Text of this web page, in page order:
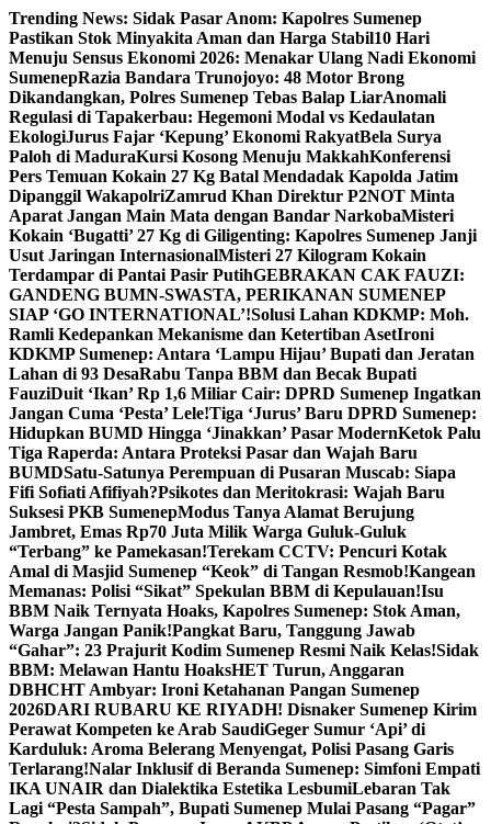
Skip
to
content
Trending News: Sidak Pasar Anom: Kapolres Sumenep
Pastikan Stok Minyakita Aman dan Harga Stabil10 Hari
Menuju Sensus Ekonomi 2026: Menakar Ulang Nadi Ekonomi
SumenepRazia Bandara Trunojoyo: 48 Motor Brong
Dikandangkan, Polres Sumenep Tebas Balap LiarAnomali
Regulasi di Tapakerbau: Hegemoni Modal vs Kedaulatan
EkologiJurus Fajar ‘Kepung’ Ekonomi RakyatBela Surya
Paloh di MaduraKursi Kosong Menuju MakkahKonferensi
Pers Temuan Kokain 27 Kg Batal Mendadak Kapolda Jatim
Dipanggil WakapolriZamrud Khan Direktur P2NOT Minta
Aparat Jangan Main Mata dengan Bandar NarkobaMisteri
Kokain ‘Bugatti’ 27 Kg di Giligenting: Kapolres Sumenep Janji
Usut Jaringan InternasionalMisteri 27 Kilogram Kokain
Terdampar di Pantai Pasir PutihGEBRAKAN CAK FAUZI:
GANDENG BUMN-SWASTA, PERIKANAN SUMENEP
SIAP ‘GO INTERNATIONAL’!Solusi Lahan KDKMP: Moh.
Ramli Kedepankan Mekanisme dan Ketertiban AsetIroni
KDKMP Sumenep: Antara ‘Lampu Hijau’ Bupati dan Jeratan
Lahan di 93 DesaRabu Tanpa BBM dan Becak Bupati
FauziDuit ‘Ikan’ Rp 1,6 Miliar Cair: DPRD Sumenep Ingatkan
Jangan Cuma ‘Pesta’ Lele!Tiga ‘Jurus’ Baru DPRD Sumenep:
Hidupkan BUMD Hingga ‘Jinakkan’ Pasar ModernKetok Palu
Tiga Raperda: Antara Proteksi Pasar dan Wajah Baru
BUMDSatu-Satunya Perempuan di Pusaran Muscab: Siapa
Fifi Sofiati Afifiyah?Psikotes dan Meritokrasi: Wajah Baru
Suksesi PKB SumenepModus Tanya Alamat Berujung
Jambret, Emas Rp70 Juta Milik Warga Guluk-Guluk
“Terbang” ke Pamekasan!Terekam CCTV: Pencuri Kotak
Amal di Masjid Sumenep “Keok” di Tangan Resmob!Kangean
Memanas: Polisi “Sikat” Spekulan BBM di Kepulauan!Isu
BBM Naik Ternyata Hoaks, Kapolres Sumenep: Stok Aman,
Warga Jangan Panik!Pangkat Baru, Tanggung Jawab
“Gahar”: 23 Prajurit Kodim Sumenep Resmi Naik Kelas!Sidak
BBM: Melawan Hantu HoaksHET Turun, Anggaran
DBHCHT Ambyar: Ironi Ketahanan Pangan Sumenep
2026DARI RUBARU KE RIYADH! Disnaker Sumenep Kirim
Perawat Kompeten ke Arab SaudiGeger Sumur ‘Api’ di
Karduluk: Aroma Belerang Menyengat, Polisi Pasang Garis
Terlarang!Nalar Inklusif di Beranda Sumenep: Simfoni Empati
IKA UNAIR dan Dialektika Estetika LesbumiLebaran Tak
Lagi “Pesta Sampah”, Bupati Sumenep Mulai Pasang “Pagar”